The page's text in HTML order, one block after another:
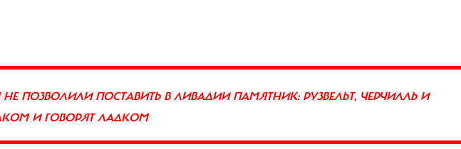
ПОЗВОЛИЛИ ПОСТАВИТЬ В ЛИВАДИИ ПАМЯТНИК: РУЗВЕЛЬТ, ЧЕРЧИЛЛЬ И
И ГОВОРЯТ ЛАДКОМ